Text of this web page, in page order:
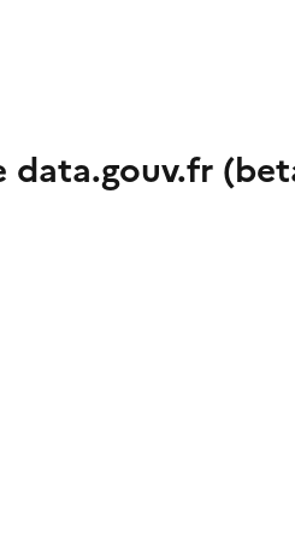
data.gouv.fr